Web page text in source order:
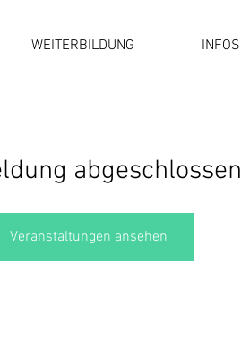
WEITERBILDUNG INFOS
abgeschlossen
Veranstaltungen ansehen